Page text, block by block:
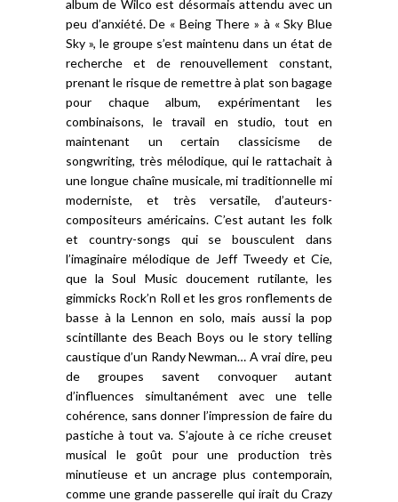
album de Wilco est désormais attendu avec un
peu d’anxiété. De « Being There » à « Sky Blue
Sky », le groupe s’est maintenu dans un état de
recherche et de renouvellement constant,
prenant le risque de remettre à plat son bagage
pour chaque album, expérimentant les
combinaisons, le travail en studio, tout en
maintenant un certain classicisme de
songwriting, très mélodique, qui le rattachait à
une longue chaîne musicale, mi traditionnelle mi
moderniste, et très versatile, d’auteurs-
compositeurs américains. C’est autant les folk
et country-songs qui se bousculent dans
l’imaginaire mélodique de Jeff Tweedy et Cie,
que la Soul Music doucement rutilante, les
gimmicks Rock’n Roll et les gros ronflements de
basse à la Lennon en solo, mais aussi la pop
scintillante des Beach Boys ou le story telling
caustique d’un Randy Newman… A vrai dire, peu
de groupes savent convoquer autant
d’influences simultanément avec une telle
cohérence, sans donner l’impression de faire du
pastiche à tout va. S’ajoute à ce riche creuset
musical le goût pour une production très
minutieuse et un ancrage plus contemporain,
comme une grande passerelle qui irait du Crazy